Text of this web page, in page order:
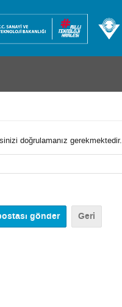
doğrulamanız gerekmektedir.
Geri